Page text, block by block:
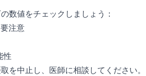
数値をチェックしましょう：
注意
性
を中止し、医師に相談してください。